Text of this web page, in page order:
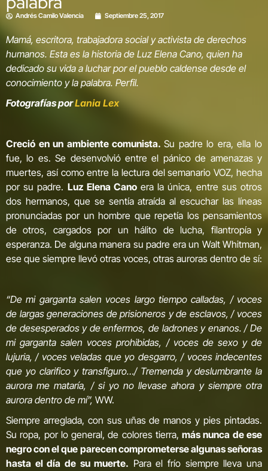
Andrés Camilo Valencia Septiembre 25, 2017
Mamá, escritora, trabajadora social y activista de derechos
humanos. Esta es la historia de Luz Elena Cano, quien ha
dedicado su vida a luchar por el pueblo caldense desde el
conocimiento y la palabra. Perfil.
Fotografías porLania Lex
Creció en un ambiente comunista. Su padre lo era, ella lo
fue, lo es. Se desenvolvió entre el pánico de amenazas y
muertes, así como entre la lectura del semanario VOZ, hecha
por su padre. Luz Elena Canoera la única, entre sus otros
dos hermanos, que se sentía atraída al escuchar las líneas
pronunciadas por un hombre que repetía los pensamientos
de otros, cargados por un hálito de lucha, filantropía y
esperanza. De alguna manera su padre era un Walt Whitman,
ese que siempre llevó otras voces, otras auroras dentro de sí:
“De mi garganta salen voces largo tiempo calladas, / voces
de largas generaciones de prisioneros y de esclavos, / voces
de desesperados y de enfermos, de ladrones y enanos. / De
mi garganta salen voces prohibidas, / voces de sexo y de
lujuria, / voces veladas que yo desgarro, / voces indecentes
que yo clarifico y transfiguro…/ Tremenda y deslumbrante la
aurora me mataría, / si yo no llevase ahora y siempre otra
aurora dentro de mí”, WW.
Siempre arreglada, con sus uñas de manos y pies pintadas.
Su ropa, por lo general, de colores tierra,más nunca de ese
negro con el que parecen comprometerse algunas señoras
hasta el día de su muerte. Para el frío siempre lleva una